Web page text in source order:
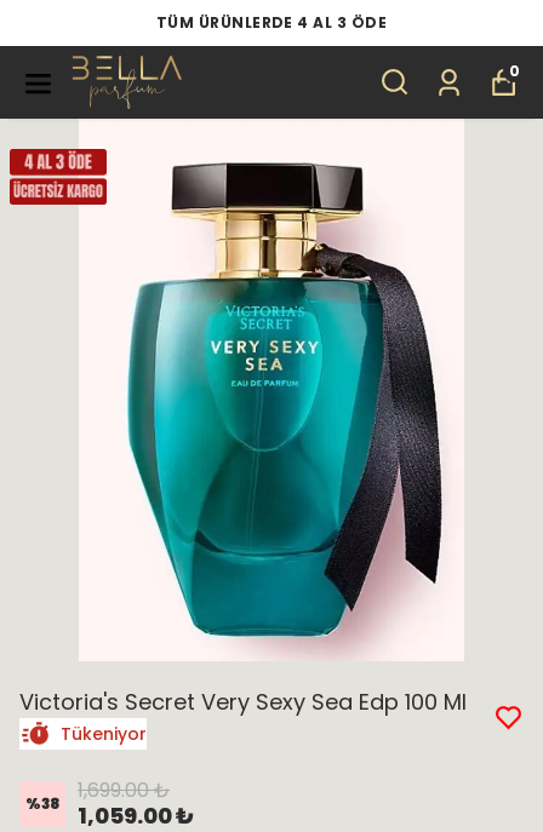
TÜM ÜRÜNLERDE 4 AL 3 ÖDE
0
Victoria's Secret Very Sexy Sea Edp 100 Ml
Tükeniyor
%38 1,699.00 ₺
1,059.00 ₺